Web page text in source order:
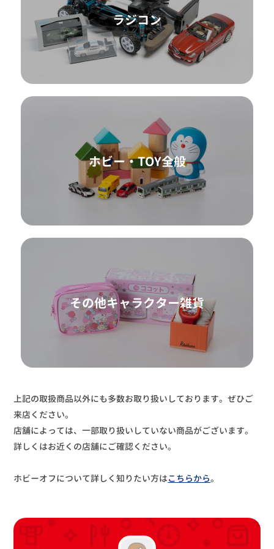
ラジコン
ホビー・TOY全般
その他キャラクター雑貨
上記の取扱商品以外にも多数お取り扱いしております。ぜひご
来店ください。
店舗によっては、一部取り扱いしていない商品がございます。
詳しくはお近くの店舗にご確認ください。
ホビーオフについて詳しく知りたい方はこちらから。